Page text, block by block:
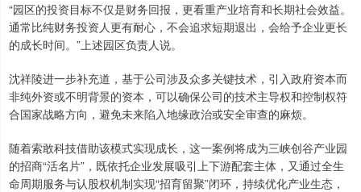
“园区的投资目标不仅是财务回报，更看重产业培育和长期社会效益。
通常比纯财务投资人更有耐心，不会追求短期退出，会给予企业更长
的成长时间。”上述园区负责人说。
沈祥陵进一步补充道，基于公司涉及众多关键技术，引入政府资本而
非纯外资或不明背景的资本，可以确保公司的技术主导权和控制权符
合国家战略方向，避免未来陷入地缘政治或安全审查的麻烦。
随着索敢科技借助该模式实现成长，这一案例将成为三峡创谷产业园
的招商“活名片”，既依托企业发展吸引上下游配套主体，又通过全生
命周期服务与认股权机制实现“招育留聚”闭环，持续优化产业生态，